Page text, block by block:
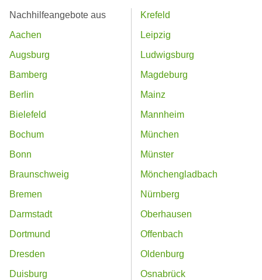
Nachhilfeangebote aus
Aachen
Augsburg
Bamberg
Berlin
Bielefeld
Bochum
Bonn
Braunschweig
Bremen
Darmstadt
Dortmund
Dresden
Duisburg
Krefeld
Leipzig
Ludwigsburg
Magdeburg
Mainz
Mannheim
München
Münster
Mönchengladbach
Nürnberg
Oberhausen
Offenbach
Oldenburg
Osnabrück